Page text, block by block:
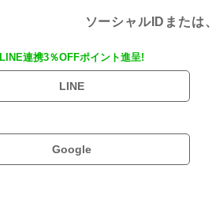
ソーシャルIDまたは
LINE連携3％OFFポイント進呈!
LINE
Google